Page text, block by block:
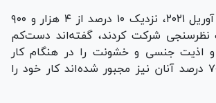
بین اکتبر ۲۰۲۰ و آوریل ۲۰۲۱، نزدیک ۱۰ درصد از ۴ هزار و ۹۰۰
نظرسنجی شرکت کردند، گفته‌اند دست‌کم
اذیت جنسی و خشونت را در هنگام کار
تجربه کرده‌اند و ۷۰ درصد آنان نیز مجبور شده‌اند کار خود را